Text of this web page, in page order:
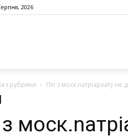
2026
рубрики Піn з моск.nатріархату не
з